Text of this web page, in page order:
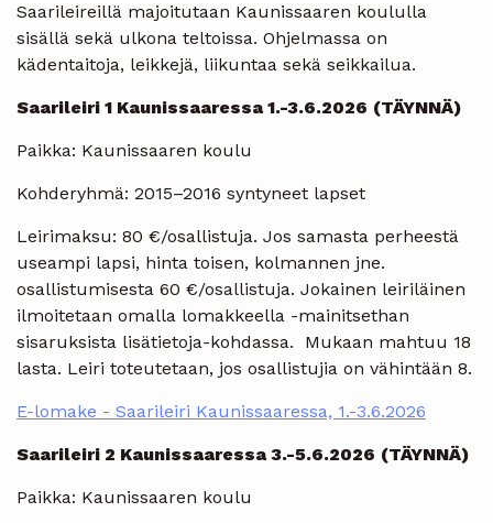
Saarileireillä majoitutaan Kaunissaaren koululla
sisällä sekä ulkona teltoissa. Ohjelmassa on
kädentaitoja, leikkejä, liikuntaa sekä seikkailua.
Saarileiri 1 Kaunissaaressa 1.-3.6.2026 (TÄYNNÄ)
Paikka: Kaunissaaren koulu
Kohderyhmä: 2015–2016 syntyneet lapset
Leirimaksu: 80 €/osallistuja. Jos samasta perheestä
useampi lapsi, hinta toisen, kolmannen jne.
osallistumisesta 60 €/osallistuja. Jokainen leiriläinen
ilmoitetaan omalla lomakkeella -mainitsethan
sisaruksista lisätietoja-kohdassa. Mukaan mahtuu 18
lasta. Leiri toteutetaan, jos osallistujia on vähintään 8.
E-lomake - Saarileiri Kaunissaaressa, 1.-3.6.2026
Saarileiri 2 Kaunissaaressa 3.-5.6.2026 (TÄYNNÄ)
Paikka: Kaunissaaren koulu